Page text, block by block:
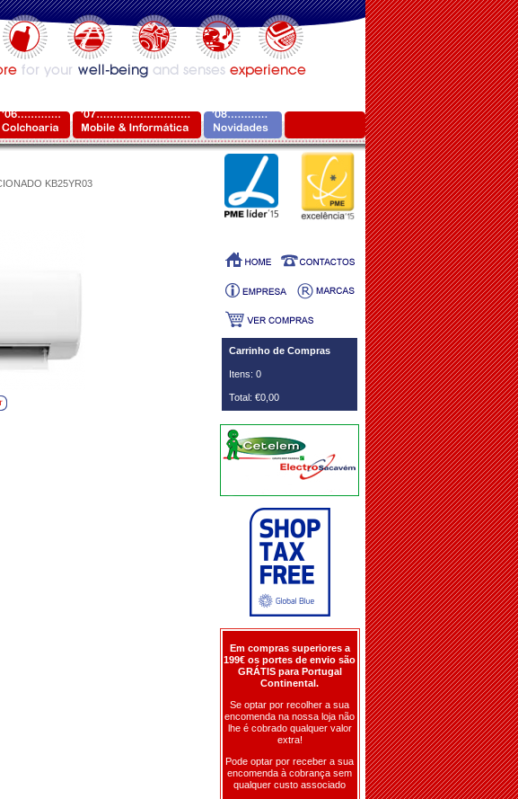
KB25YR03
Carrinho de Compras
Itens: 0
Total: €0,00
Em compras superiores a
199€ os portes de envio são
GRÁTIS para Portugal
Continental.
Se optar por recolher a sua
encomenda na nossa loja não
lhe é cobrado qualquer valor
extra!
Pode optar por receber a sua
encomenda à cobrança sem
qualquer custo associado